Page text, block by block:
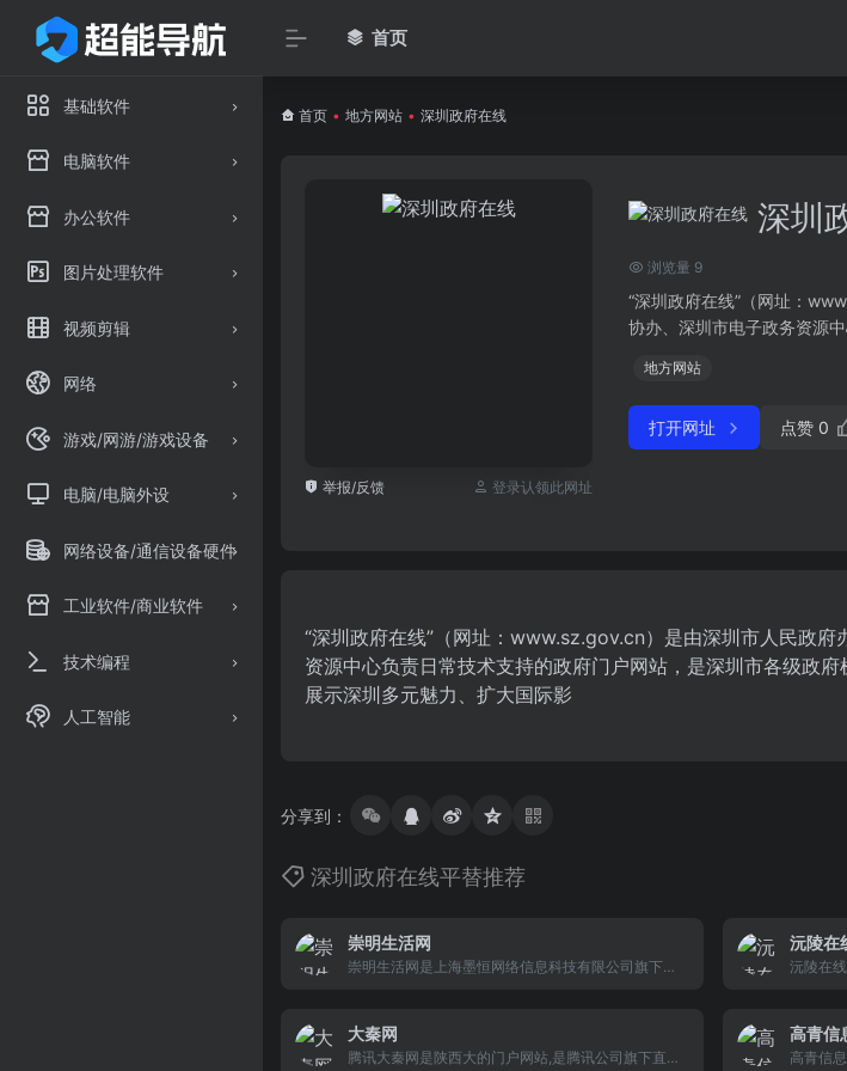
基础软件
电脑软件
办公软件
图片处理软件
视频剪辑
网络
游戏/网游/游戏设备
电脑/电脑外设
网络设备/通信设备硬件
工业软件/商业软件
技术编程
人工智能
首页
首页 • 地方网站 • 深圳政府在线
举报/反馈 登录认领此网址
深圳
浏览量 9
“深圳政府在线”（网址：
协办、深圳市电子政务资源
地方网站
打开网址 点赞 0
“深圳政府在线”（网址：www.sz.gov.cn）是由深圳市人民政
资源中心负责日常技术支持的政府门户网站，是深圳市各级政
展示深圳多元魅力、扩大国际影
分享到：
深圳政府在线平替推荐
崇明生活网
崇明生活网是上海墨恒网络信息科技有限公司旗下网
会员，这虽然不是一个很大的数字，但在崇明这么一
个小地方来说已经达到一定的规模，并且应该看到的
沅陵在
沅陵在
大秦网
腾讯大秦网是陕西大的门户网站,是腾讯公司旗下直属
高青信
高青信